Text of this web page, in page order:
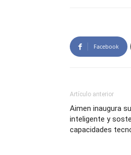
Facebook
Artículo anterior
Aimen inaugura
inteligente y
capacidades